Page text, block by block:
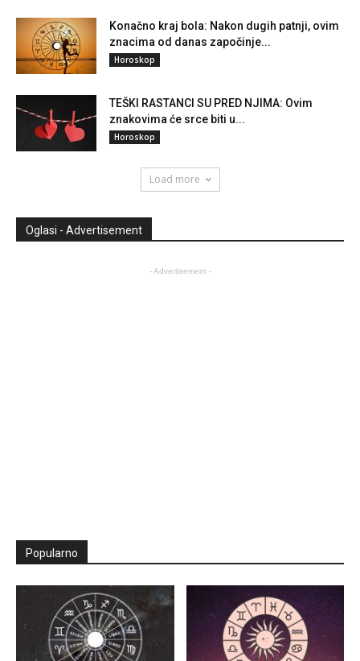
Konačno kraj bola: Nakon dugih patnji, ovim
znacima od danas započinje...
Horoskop
TEŠKI RASTANCI SU PRED NJIMA: Ovim
znakovima će srce biti u...
Horoskop
Load more
Oglasi - Advertisement
- Advertisement -
Popularno